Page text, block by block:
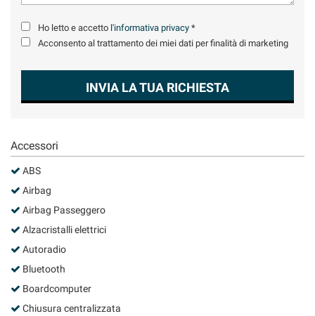
Ho letto e accetto l'informativa privacy *
Acconsento al trattamento dei miei dati per finalità di marketing
INVIA LA TUA RICHIESTA
Accessori
ABS
Airbag
Airbag Passeggero
Alzacristalli elettrici
Autoradio
Bluetooth
Boardcomputer
Chiusura centralizzata
la
cookie
policy